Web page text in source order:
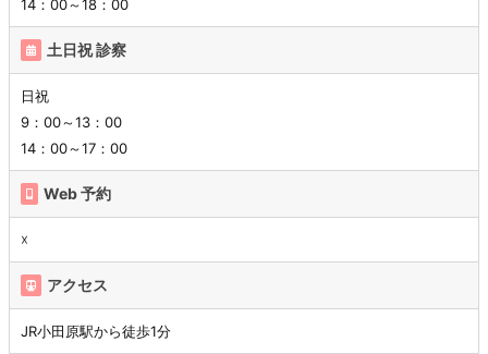
14：00～18：00
土日祝 診察
日祝
9：00～13：00
14：00～17：00
Web 予約
☓
アクセス
JR小田原駅から徒歩1分